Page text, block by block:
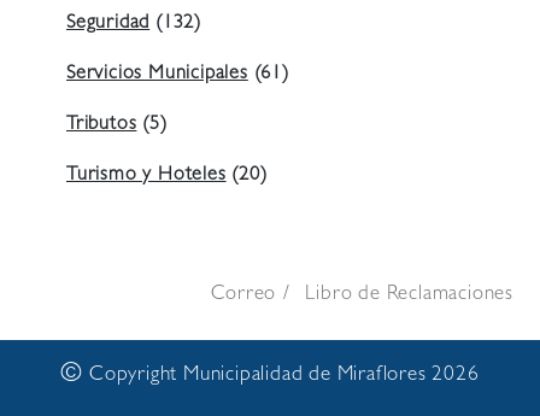
Seguridad (132)
Servicios Municipales (61)
Tributos (5)
Turismo y Hoteles (20)
Correo Libro de Reclamaciones
© Copyright Municipalidad de Miraflores 2026